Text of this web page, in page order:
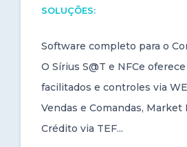
SOLUÇÕES:
Software completo para o
O Sírius S@T e NFCe
facilitados e controles via
Vendas e Comandas, Market
Crédito via TEF...